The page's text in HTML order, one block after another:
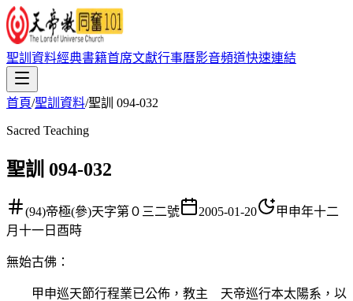
聖訓資料經典書籍首席文獻行事曆影音頻道快速連結
首頁/聖訓資料/聖訓 094-032
Sacred Teaching
聖訓 094-032
(94)帝極(參)天字第０三二號 2005-01-20
甲申年十二
月十一日酉時
無始古佛 ：
甲申巡天節行程業已公佈，教主 天帝巡行本太陽系，以